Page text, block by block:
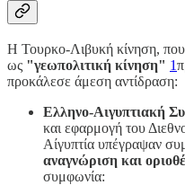
Η Τουρκο-Λιβυκή κίνηση, που
ως "γεωπολιτική κίνηση" 1
προκάλεσε άμεση αντίδραση:
Ελληνο-Αιγυπτιακή
και εφαρμογή του
Αίγυπτία υπέγραψαν
αναγνώριση και
συμφωνία: